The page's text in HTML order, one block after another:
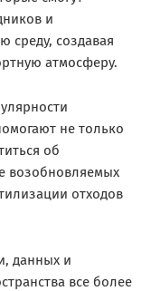
и
среду, создавая
атмосферу.
не только
об
возобновляемых
отходов
данных и
все более